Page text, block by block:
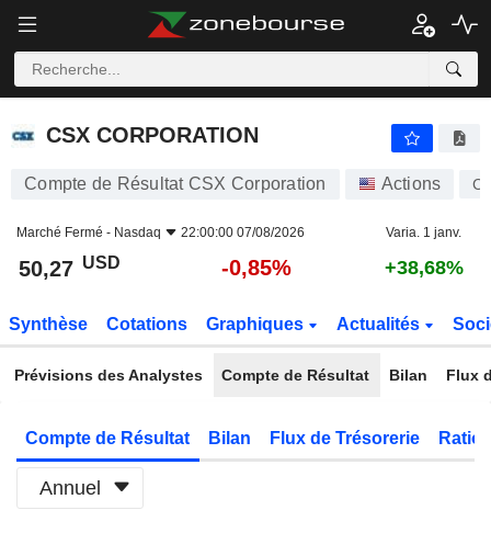
CSX CORPORATION
CSX CORPORATION
Compte de Résultat CSX Corporation Actions
Marché Fermé - Nasdaq 22:00:00 07/08/2026 Varia. 1 janv.
50,27 USD -0,85% +38,68%
Synthèse Cotations Graphiques Actualités
Prévisions des Analystes Compte de Résultat Bilan Flux
Compte de Résultat Bilan Flux de Trésorerie
Annuel